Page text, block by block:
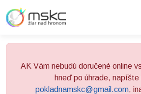
AK Vám nebudú doručené online
hneď po úhrade, napíšte
pokladnamskc@gmail.com,